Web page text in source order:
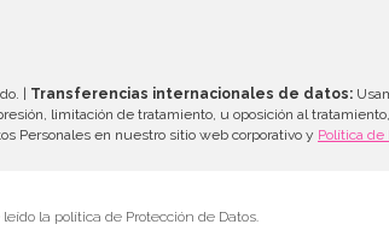
| Transferencias internacionales de datos:
limitación de tratamiento, u oposición al
Personales en nuestro sitio web corporativo y Política de
la política de Protección de Datos.